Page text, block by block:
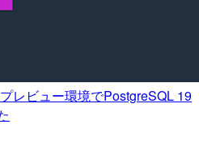
レビュー環境でPostgreSQL 19